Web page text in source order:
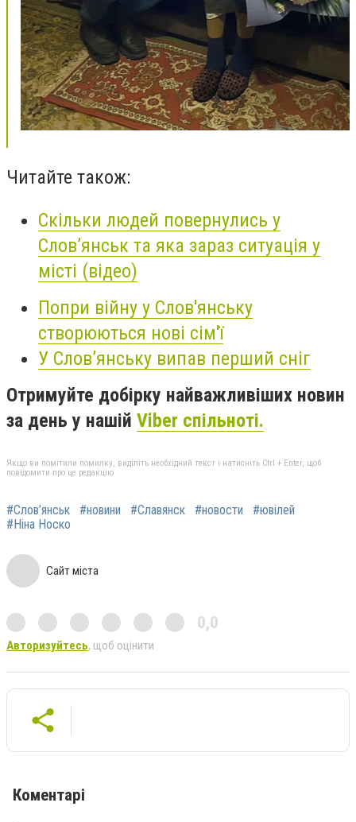
Читайте також:
Скільки людей повернулись у
Слов’янськ та яка зараз ситуація у
місті (відео)
Попри війну у Слов'янську
створюються нові сім'ї
У Слов’янську випав перший сніг
Отримуйте добірку найважливіших новин
за день у нашій Viber спільноті.
Якщо ви помітили помилку, виділіть необхідний текст і натисніть Ctrl + Enter, щоб
повідомити про це редакцію
#Слов’янськ #новини #Славянск #новости
#ювілей
#Ніна Носко
Сайт міста
0,0
Авторизуйтесь, щоб оцінити
Коментарі